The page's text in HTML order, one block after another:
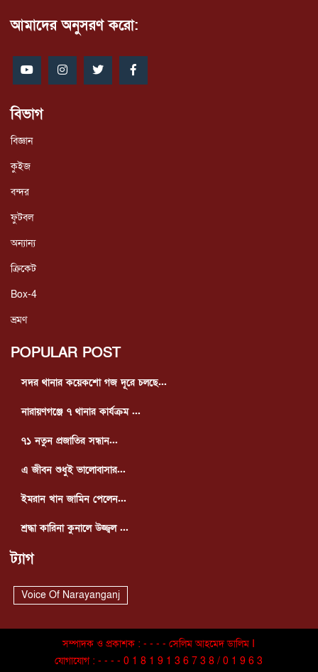
আমাদের অনুসরণ করো:
বিভাগ
বিজ্ঞান
কুইজ
বন্দর
ফুটবল
অন্যান্য
ক্রিকেট
Box-4
ভ্রমণ
POPULAR POST
সদর থানার কয়েকশো গজ দূরে চলছে...
নারায়ণগঞ্জে ৭ থানার কার্যক্রম ...
৭১ নতুন প্রজাতির সন্ধান...
এ জীবন শুধুই ভালোবাসার...
ইমরান খান জামিন পেলেন...
শ্রদ্ধা কারিনা কুনালে উজ্জ্বল ...
ট্যাগ
Voice Of Narayanganj
সম্পাদক ও প্রকাশক : - - - - সেলিম আহমেদ ডালিম I
যোগাযোগ : - - - - 0 1 8 1 9 1 3 6 7 3 8 / 0 1 9 6 3